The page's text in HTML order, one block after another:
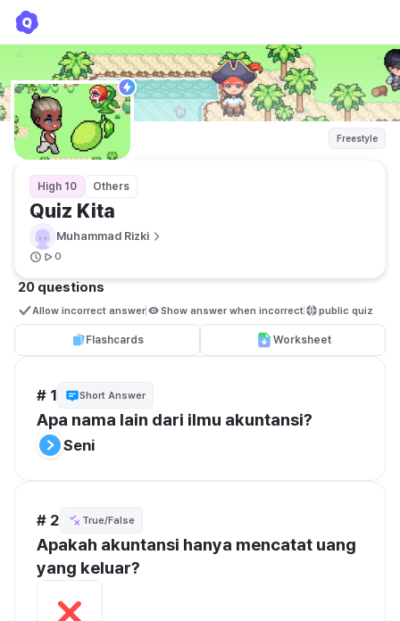
Freestyle
High 10 Others
Quiz Kita
Muhammad Rizki
0
20 questions
Allow incorrect answer Show answer when incorrect public quiz
Flashcards Worksheet
# 1 Short Answer
Apa nama lain dari ilmu akuntansi?
Seni
# 2 True/False
Apakah akuntansi hanya mencatat uang
yang keluar?